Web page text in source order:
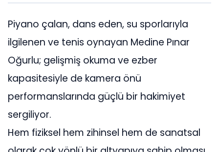
Piyano çalan, dans eden, su sporlarıyla
ilgilenen ve tenis oynayan Medine Pınar
Oğurlu; gelişmiş okuma ve ezber
kapasitesiyle de kamera önü
performanslarında güçlü bir hakimiyet
sergiliyor.
Hem fiziksel hem zihinsel hem de sanatsal